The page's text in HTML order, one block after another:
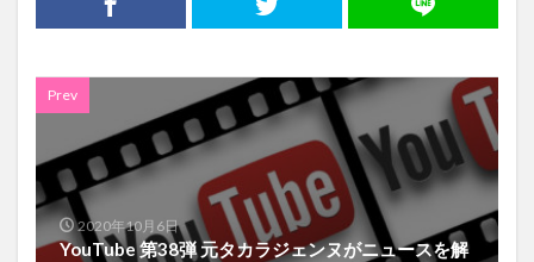
Prev
2020年10月6日
YouTube 第38弾 元タカラジェンヌがニュースを解